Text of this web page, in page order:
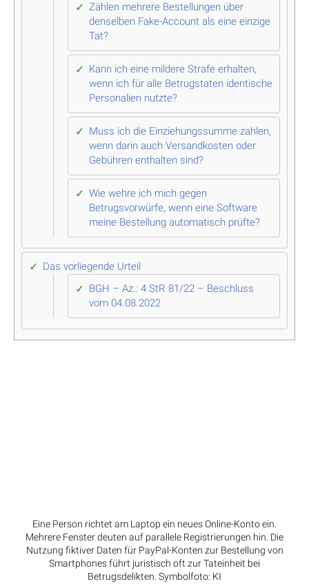
Zählen mehrere Bestellungen über
denselben Fake-Account als eine einzige
Tat?
Kann ich eine mildere Strafe erhalten,
wenn ich für alle Betrugstaten identische
Personalien nutzte?
Muss ich die Einziehungssumme zahlen,
wenn darin auch Versandkosten oder
Gebühren enthalten sind?
Wie wehre ich mich gegen
Betrugsvorwürfe, wenn eine Software
meine Bestellung automatisch prüfte?
Das vorliegende Urteil
BGH – Az.: 4 StR 81/22 – Beschluss
vom 04.08.2022
Eine Person richtet am Laptop ein neues Online-Konto ein.
Mehrere Fenster deuten auf parallele Registrierungen hin. Die
Nutzung fiktiver Daten für PayPal-Konten zur Bestellung von
Smartphones führt juristisch oft zur Tateinheit bei
Betrugsdelikten. Symbolfoto: KI